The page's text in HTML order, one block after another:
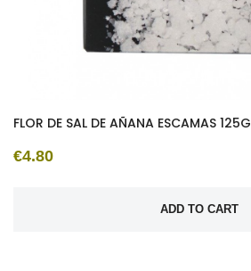
FLOR DE SAL DE AÑANA ESCAMAS 125G
€4.80
ADD TO CART